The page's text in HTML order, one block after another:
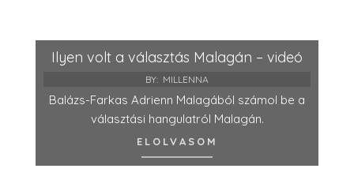
Ilyen volt a választás Malagán – videó
BY: MILLENNA
Balázs-Farkas Adrienn Malagából számol be a
választási hangulatról Malagán.
ELOLVASOM